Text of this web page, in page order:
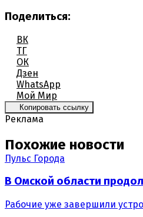
Поделиться:
ВК
ТГ
ОК
Дзен
WhatsApp
Мой Мир
Копировать ссылку
Реклама
Похожие новости
Пульс Города
В Омской области
Рабочие уже завершили